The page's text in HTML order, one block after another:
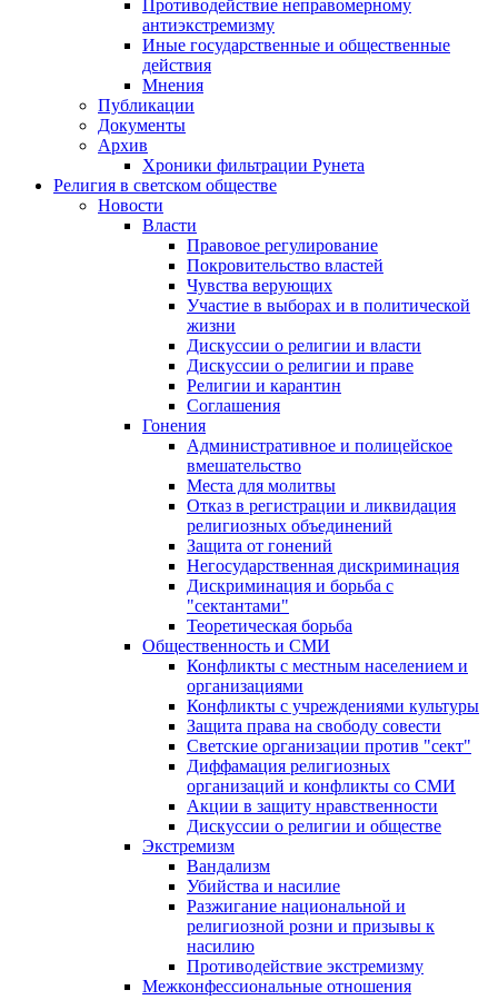
Противодействие неправомерному
антиэкстремизму
Иные государственные и общественные
действия
Мнения
Публикации
Документы
Архив
Хроники фильтрации Рунета
Религия в светском обществе
Новости
Власти
Правовое регулирование
Покровительство властей
Чувства верующих
Участие в выборах и в политической
жизни
Дискуссии о религии и власти
Дискуссии о религии и праве
Религии и карантин
Соглашения
Гонения
Административное и полицейское
вмешательство
Места для молитвы
Отказ в регистрации и ликвидация
религиозных объединений
Защита от гонений
Негосударственная дискриминация
Дискриминация и борьба с
"сектантами"
Теоретическая борьба
Общественность и СМИ
Конфликты с местным населением и
организациями
Конфликты с учреждениями культуры
Защита права на свободу совести
Светские организации против "сект"
Диффамация религиозных
организаций и конфликты со СМИ
Акции в защиту нравственности
Дискуссии о религии и обществе
Экстремизм
Вандализм
Убийства и насилие
Разжигание национальной и
религиозной розни и призывы к
насилию
Противодействие экстремизму
Межконфессиональные отношения